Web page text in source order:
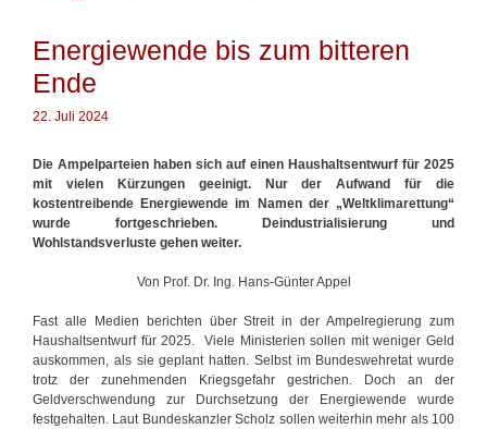
Energiewende bis zum bitteren
Ende
22. Juli 2024
Die Ampelparteien haben sich auf einen Haushaltsentwurf für 2025
mit vielen Kürzungen geeinigt. Nur der Aufwand für die
kostentreibende Energiewende im Namen der „Weltklimarettung“
wurde fortgeschrieben. Deindustrialisierung und
Wohlstandsverluste gehen weiter.
Von Prof. Dr. Ing. Hans-Günter Appel
Fast alle Medien berichten über Streit in der Ampelregierung zum
Haushaltsentwurf für 2025. Viele Ministerien sollen mit weniger Geld
auskommen, als sie geplant hatten. Selbst im Bundeswehretat wurde
trotz der zunehmenden Kriegsgefahr gestrichen. Doch an der
Geldverschwendung zur Durchsetzung der Energiewende wurde
festgehalten. Laut Bundeskanzler Scholz sollen weiterhin mehr als 100